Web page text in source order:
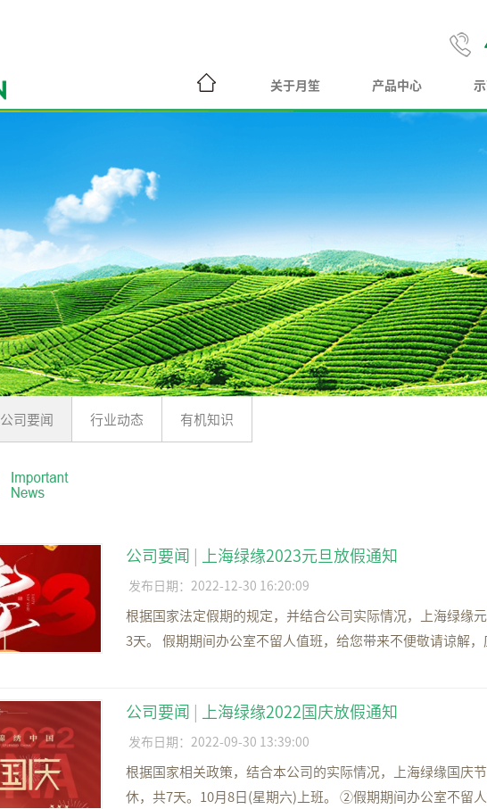
关于月笙 产品中心
公司要闻 行业动态 有机知识
公司要闻 | 上海绿缘2023元旦放假通知
发布日期：2022-12-30 16:20:09
根据国家法定假期的规定，并结合公司实际情况，上海绿缘
3天。 假期期间办公室不留人值班，给您带来不便敬请谅解
公司要闻 | 上海绿缘2022国庆放假通知
发布日期：2022-09-30 13:39:00
根据国家相关政策，结合本公司的实际情况，上海绿缘国庆
休，共7天。10月8日(星期六)上班。 ②假期期间办公室不留